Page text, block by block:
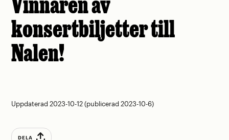
konsertbiljetter till
Nalen!
Uppdaterad 2023-10-12 (publicerad 2023-10-6)
DELA